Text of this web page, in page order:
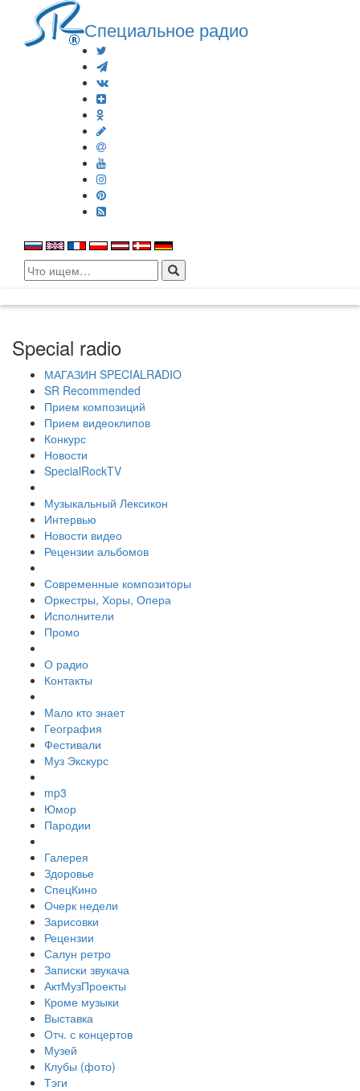
Специальное радио
Search
for:
Special radio
МАГАЗИН SPECIALRADIO
SR Recommended
Прием композиций
Прием видеоклипов
Конкурс
Новости
SpecialRockTV
Музыкальный Лексикон
Интервью
Новости видео
Рецензии альбомов
Современные композиторы
Оркестры, Хоры, Опера
Исполнители
Промо
О радио
Контакты
Мало кто знает
География
Фестивали
Муз Экскурс
mp3
Юмор
Пародии
Галерея
Здоровье
СпецКино
Очерк недели
Зарисовки
Рецензии
Салун ретро
Записки звукача
АктМузПроекты
Кроме музыки
Выставка
Отч. с концертов
Музей
Клубы (фото)
Тэги